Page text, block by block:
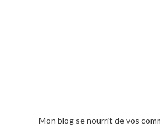
Mon blog se nourrit de vos